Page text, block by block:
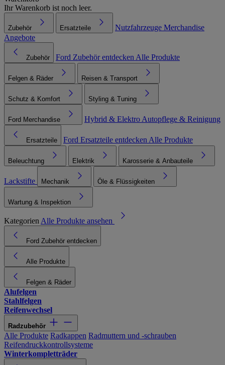
Ihr Warenkorb ist noch leer.
Zubehör Ersatzteile Nutzfahrzeuge Merchandise
Angebote
Zubehör Ford Zubehör entdecken Alle Produkte
Felgen & Räder Reisen & Transport
Schutz & Komfort Styling & Tuning
Ford Merchandise Hybrid & Elektro Autopflege & Reinigung
Ersatzteile Ford Ersatzteile entdecken Alle Produkte
Beleuchtung Elektrik Karosserie & Anbauteile
Lackstifte Mechanik Öle & Flüssigkeiten
Wartung & Inspektion
Kategorien Alle Produkte ansehen
Ford Zubehör entdecken
Alle Produkte
Felgen & Räder
Alufelgen
Stahlfelgen
Reifenwechsel
Radzubehör
Alle Produkte Radkappen Radmuttern und -schrauben
Reifendruckkontrollsysteme
Winterkompletträder